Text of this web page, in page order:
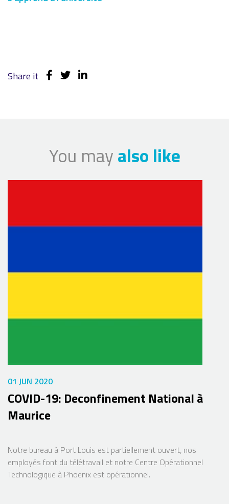
Share it
You mayalso like
01 JUN 2020
COVID-19: Deconfinement National à
Maurice
Notre bureau à Port Louis est partiellement ouvert, nos
employés font du télétravail et notre Centre Opérationnel
Technologique à Phoenix est opérationnel.